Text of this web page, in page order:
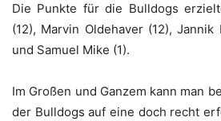
Die Punkte für die Bulldogs
(12), Marvin Oldehaver (12),
und Samuel Mike (1).
Im Großen und Ganzem kann man
der Bulldogs auf eine doch recht